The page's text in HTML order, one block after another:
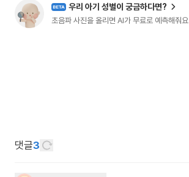
BETA 우리 아기 성별이 궁금하다면?
초음파 사진을 올리면 AI가 무료로 예측해줘요
댓글3